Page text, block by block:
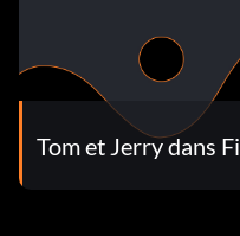
Tom et Jerry dans